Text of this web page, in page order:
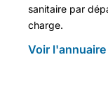
sanitaire par
charge.
Voir